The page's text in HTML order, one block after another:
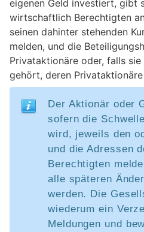
eigenen Geld investiert, gibt
wirtschaftlich Berechtigten
seinen dahinter stehenden
melden, und die
Privataktionäre oder, falls
gehört, deren Privataktionäre
Der Aktionär oder
sofern die
wird, jeweils den
und die Adressen
Berechtigten
alle späteren
werden. Die
wiederum ein
Meldungen und